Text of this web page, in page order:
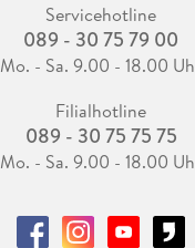
Servicehotline
089 - 30 75 79 00
Mo. - Sa. 9.00 - 18.00
Filialhotline
089 - 30 75 75 75
Mo. - Sa. 9.00 - 18.00